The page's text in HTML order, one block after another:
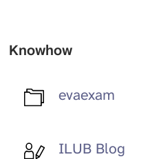
Knowhow
evaexam
ILUB Blog